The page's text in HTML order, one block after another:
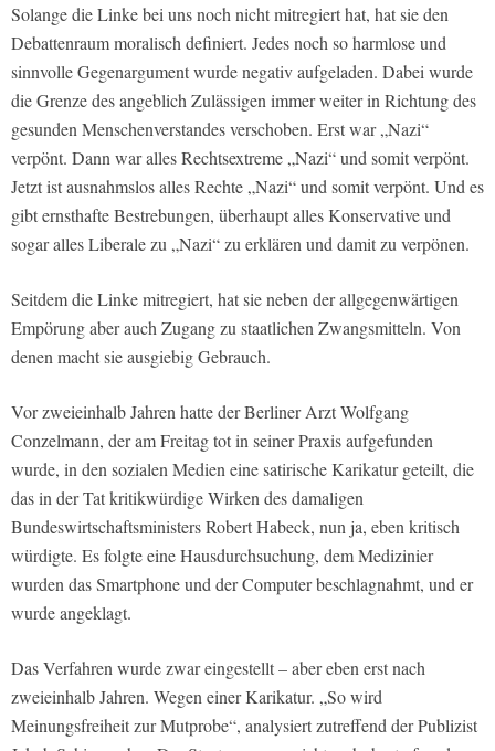
Solange die Linke bei uns noch nicht mitregiert hat, hat sie den
Debattenraum moralisch definiert. Jedes noch so harmlose und
sinnvolle Gegenargument wurde negativ aufgeladen. Dabei wurde
die Grenze des angeblich Zulässigen immer weiter in Richtung des
gesunden Menschenverstandes verschoben. Erst war „Nazi“
verpönt. Dann war alles Rechtsextreme „Nazi“ und somit verpönt.
Jetzt ist ausnahmslos alles Rechte „Nazi“ und somit verpönt. Und es
gibt ernsthafte Bestrebungen, überhaupt alles Konservative und
sogar alles Liberale zu „Nazi“ zu erklären und damit zu verpönen.
Seitdem die Linke mitregiert, hat sie neben der allgegenwärtigen
Empörung aber auch Zugang zu staatlichen Zwangsmitteln. Von
denen macht sie ausgiebig Gebrauch.
Vor zweieinhalb Jahren hatte der Berliner Arzt Wolfgang
Conzelmann, der am Freitag tot in seiner Praxis aufgefunden
wurde, in den sozialen Medien eine satirische Karikatur geteilt, die
das in der Tat kritikwürdige Wirken des damaligen
Bundeswirtschaftsministers Robert Habeck, nun ja, eben kritisch
würdigte. Es folgte eine Hausdurchsuchung, dem Medizinier
wurden das Smartphone und der Computer beschlagnahmt, und er
wurde angeklagt.
Das Verfahren wurde zwar eingestellt – aber eben erst nach
zweieinhalb Jahren. Wegen einer Karikatur. „So wird
Meinungsfreiheit zur Mutprobe“, analysiert zutreffend der Publizist